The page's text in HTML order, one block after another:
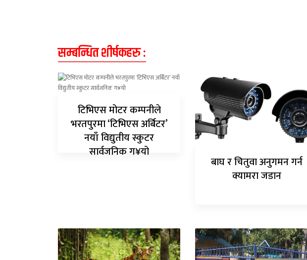
सम्बन्धित शीर्षकहरु :
टिभिएस मोटर कम्पनीले
भरतपुरमा ‘टिभिएस अर्बिटर’
नयाँ विद्युतीय स्कुटर
सार्वजनिक ग¥यो
बाघ र चितुवा अनुगमन गर्न
क्यामरा जडान